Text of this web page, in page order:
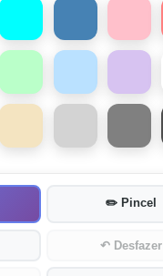
✏️ Pincel
↶ Desfazer